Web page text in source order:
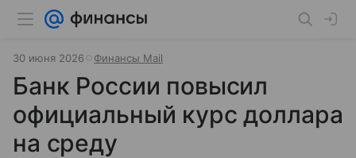
30 июня 2026 Финансы Mail
Банк России повысил
официальный курс доллара
на среду